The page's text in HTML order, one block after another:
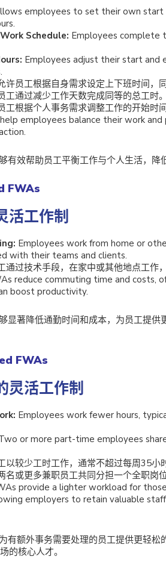
employees to set their own start
Schedule: Employees complete
Employees adjust their start
许员工根据自身需求设定上下班时间，
工通过减少工作天数完成同等的总工时。
工根据个人事务需求调整工作的开始时
employees balance their work and
有效帮助员工平衡工作与个人生活，降
FWAs
活工作制
Employees work from home or
with their teams and clients.
通过技术手段，在家中或其他地点工作
reduce commuting time and costs,
boost productivity.
显著降低通勤时间和成本，为员工提供
FWAs
灵活工作制
Employees work fewer hours,
or more part-time employees
以较少工时工作，通常不超过每周35小
名或更多兼职员工共同分担一个全职岗
provide a lighter workload for
employers to retain valuable
有额外事务需要处理的员工提供更轻松
的核心人才。